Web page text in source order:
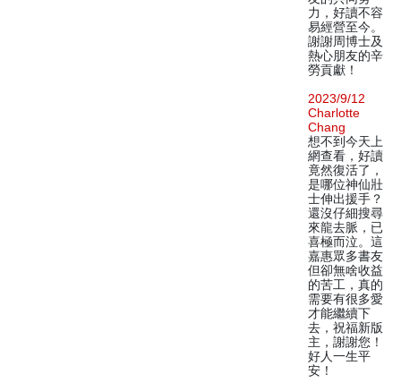
力，好讀不容
易經營至今。
謝謝周博士及
熱心朋友的辛
勞貢獻！
2023/9/12
Charlotte
Chang
想不到今天上
網查看，好讀
竟然復活了，
是哪位神仙壯
士伸出援手？
還沒仔細搜尋
來龍去脈，已
喜極而泣。這
嘉惠眾多書友
但卻無啥收益
的苦工，真的
需要有很多愛
才能繼續下
去，祝福新版
主，謝謝您！
好人一生平
安！